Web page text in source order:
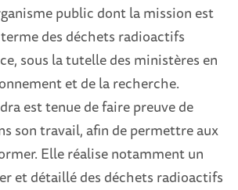
public dont la mission est
des déchets radioactifs
sous la tutelle des ministères en
et de la recherche.
est tenue de faire preuve de
son travail, afin de permettre aux
Elle réalise notamment un
et détaillé des déchets radioactifs